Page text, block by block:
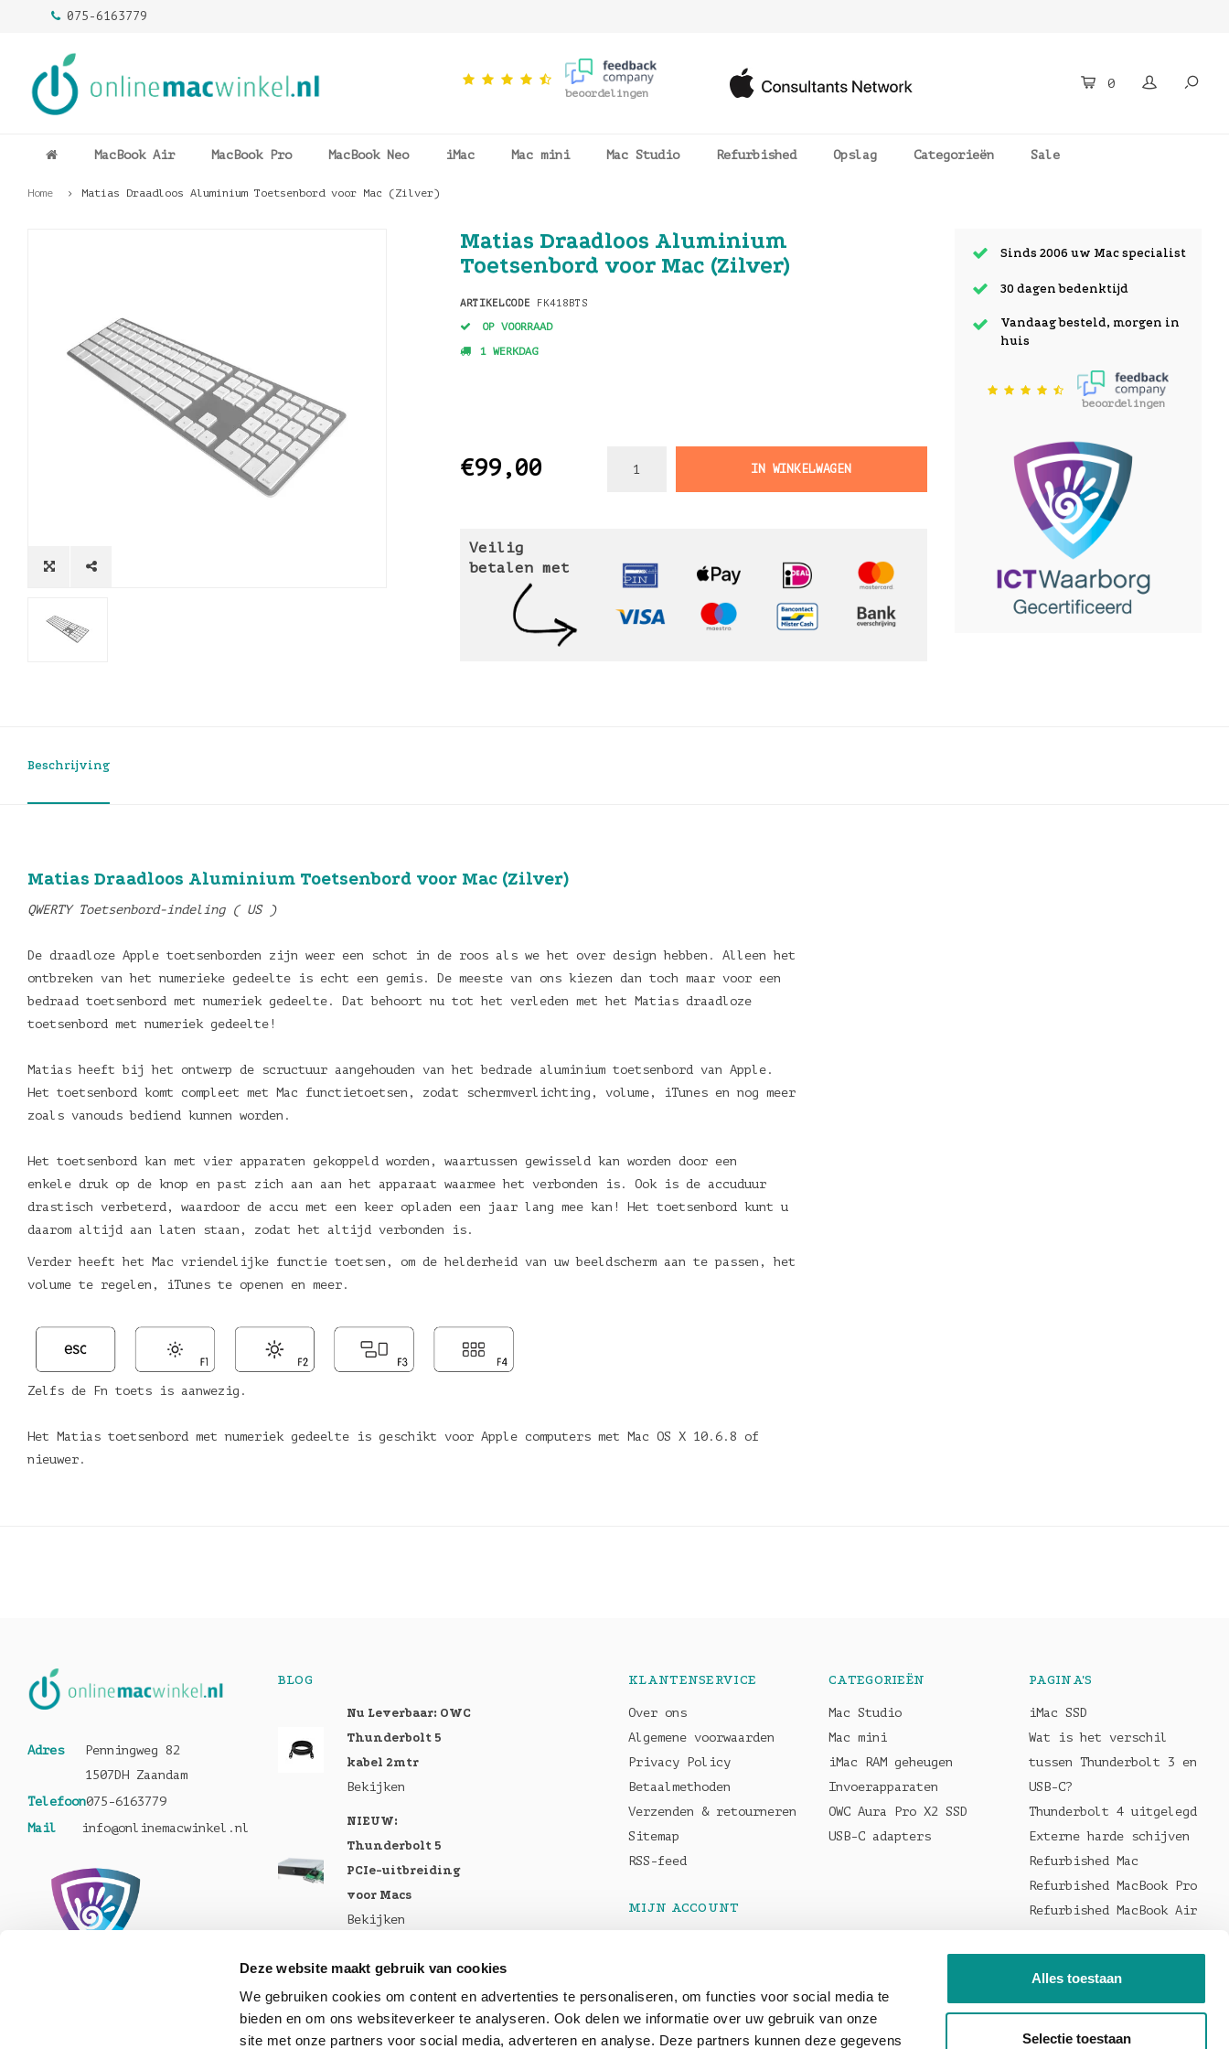
Deze website maakt gebruik van cookies
We gebruiken cookies om content en advertenties te personaliseren, om functies voor social media te
bieden en om ons websiteverkeer te analyseren. Ook delen we informatie over uw gebruik van onze
site met onze partners voor social media, adverteren en analyse. Deze partners kunnen deze gegevens
Alles toestaan
Selectie toestaan
075-6163779
beoordelingen
0
MacBook Air MacBook Pro MacBook Neo iMac Mac mini Mac Studio Refurbished Opslag Categorieën Sale
Home Matias Draadloos Aluminium Toetsenbord voor Mac (Zilver)
Matias Draadloos Aluminium
Toetsenbord voor Mac (Zilver)
ARTIKELCODE FK418BTS
OP VOORRAAD
1 WERKDAG
€99,00 IN WINKELWAGEN
Veilig
betalen met
Sinds 2006 uw Mac specialist
30 dagen bedenktijd
Vandaag besteld, morgen in
huis
beoordelingen
Beschrijving
Matias Draadloos Aluminium Toetsenbord voor Mac (Zilver)
QWERTY Toetsenbord-indeling ( US )
De draadloze Apple toetsenborden zijn weer een schot in de roos als we het over design hebben. Alleen het
ontbreken van het numerieke gedeelte is echt een gemis. De meeste van ons kiezen dan toch maar voor een
bedraad toetsenbord met numeriek gedeelte. Dat behoort nu tot het verleden met het Matias draadloze
toetsenbord met numeriek gedeelte!
Matias heeft bij het ontwerp de scructuur aangehouden van het bedrade aluminium toetsenbord van Apple.
Het toetsenbord komt compleet met Mac functietoetsen, zodat schermverlichting, volume, iTunes en nog meer
zoals vanouds bediend kunnen worden.
Het toetsenbord kan met vier apparaten gekoppeld worden, waartussen gewisseld kan worden door een
enkele druk op de knop en past zich aan aan het apparaat waarmee het verbonden is. Ook is de accuduur
drastisch verbeterd, waardoor de accu met een keer opladen een jaar lang mee kan! Het toetsenbord kunt u
daarom altijd aan laten staan, zodat het altijd verbonden is.
Verder heeft het Mac vriendelijke functie toetsen, om de helderheid van uw beeldscherm aan te passen, het
volume te regelen, iTunes te openen en meer.
Zelfs de Fn toets is aanwezig.
Het Matias toetsenbord met numeriek gedeelte is geschikt voor Apple computers met Mac OS X 10.6.8 of
nieuwer.
Adres
Penningweg 82
1507DH Zaandam
Telefoon075-6163779
Mail
info@onlinemacwinkel.nl
BLOG
Nu Leverbaar: OWC
Thunderbolt 5
kabel 2mtr
Bekijken
NIEUW:
Thunderbolt 5
PCIe-uitbreiding
voor Macs
Bekijken
MacBook Pro M5
Pro en M5 Max
Bekijken
KLANTENSERVICE
Over ons
Algemene voorwaarden
Privacy Policy
Betaalmethoden
Verzenden & retourneren
Sitemap
RSS-feed
MIJN ACCOUNT
Mijn tickets
CATEGORIEËN
Mac Studio
Mac mini
iMac RAM geheugen
Invoerapparaten
OWC Aura Pro X2 SSD
USB-C adapters
PAGINA'S
iMac SSD
Wat is het verschil
tussen Thunderbolt 3 en
USB-C?
Thunderbolt 4 uitgelegd
Externe harde schijven
Refurbished Mac
Refurbished MacBook Pro
Refurbished MacBook Air